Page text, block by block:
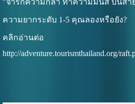
"จารึกความกล้า ท้าความมันส์ บนสา
ความยากระดับ 1-5 คุณลองหรือยัง?
คลิกอ่านต่อ
http://adventure.tourismthailand.org/